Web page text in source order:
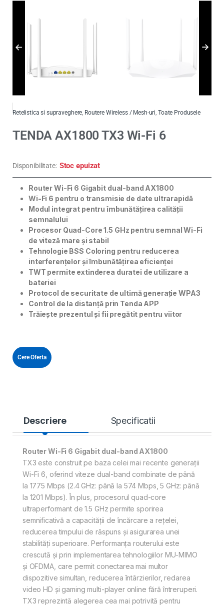
Retelistica si supraveghere, Routere Wireless / Mesh-uri, Toate Produsele
TENDA AX1800 TX3 Wi-Fi 6
Disponibilitate: Stoc epuizat
Router Wi-Fi 6 Gigabit dual-band AX1800
Wi-Fi 6 pentru o transmisie de date ultrarapidă
Modul integrat pentru îmbunătățirea calității
semnalului
Procesor Quad-Core 1.5 GHz pentru semnal Wi-Fi
de viteză mare și stabil
Tehnologie BSS Coloring pentru reducerea
interferențelor și îmbunătățirea eficienței
TWT permite extinderea duratei de utilizare a
bateriei
Protocol de securitate de ultimă generație WPA3
Control de la distanță prin Tenda APP
Trăiește prezentul și fii pregătit pentru viitor
Cere Oferta
Descriere Specificatii
Router Wi-Fi 6 Gigabit dual-band AX1800
TX3 este construit pe baza celei mai recente generații
Wi-Fi 6, oferind viteze dual-band combinate de până
la 1775 Mbps (2.4 GHz: până la 574 Mbps, 5 GHz: până
la 1201 Mbps). În plus, procesorul quad-core
ultraperformant de 1.5 GHz permite sporirea
semnificativă a capacității de încărcare a rețelei,
reducerea timpului de răspuns și asigurarea unei
stabilități superioare. Performanța routerului este
crescută și prin implementarea tehnologiilor MU-MIMO
și OFDMA, care permit conectarea mai multor
dispozitive simultan, reducerea întârzierilor, redarea
video HD și gaming multi-player online fără întreruperi.
TX3 reprezintă alegerea cea mai potrivită pentru